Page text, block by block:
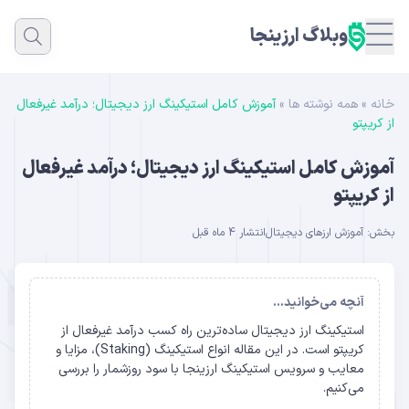
وبلاگ ارزینجا
خانه » همه نوشته ها » آموزش کامل استیکینگ ارز دیجیتال؛ درآمد غیرفعال
از کریپتو
آموزش کامل استیکینگ ارز دیجیتال؛ درآمد غیرفعال
از کریپتو
بخش: آموزش ارزهای دیجیتالانتشار 4 ماه قبل
آنچه می‌خوانید...
استیکینگ ارز دیجیتال ساده‌ترین راه کسب درآمد غیرفعال از
کریپتو است. در این مقاله انواع استیکینگ (Staking)، مزایا و
معایب و سرویس استیکینگ ارزینجا با سود روزشمار را بررسی
می‌کنیم.